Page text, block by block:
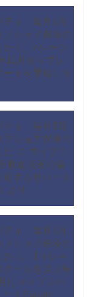
ティ 毎月5万
フショア保険の
た に マレーシ
11月からマレ
トを開始しま
ティ 毎月5万
フショア保険の
た に マイプロ
動産投資の購
するサポート
より
ティ 毎月5万
フショア保険の
た に
【マレー
ールを選ぶ時
にマイプロパ
た | Shoply